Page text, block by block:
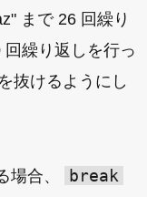
まで 26 回繰り
繰り返しを行っ
抜けるようにし
場合、 break